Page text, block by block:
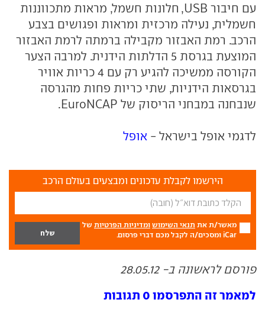
עם חיבור USB, חלונות חשמל, מראות מתכווננות
חשמלית, נעילה מרכזית ומראות ופגושים בצבע
הרכב. רמת האבזור מקבילה ברמתה לרמת האבזור
המוצעת בגרסת 5 הדלתות הידנית. למרבה הצער
הקורסה ממשיכה להגיע רק עם 4 כריות אוויר
בגרסאות הידניות, שתי כריות פחות מהגרסה
שנבחנה במבחני הריסוק של EuroNCAP.
לדגמי אופל בישראל - אופל
הירשמו לקבלת עדכונים ומבצעים בעולם הרכב
מאשר/ת את תנאי השימוש ומדיניות הפרטיות של
iCar ומסכים/ה לקבל מכם דברי פרסום.
פורסם לראשונה ב- 28.05.12
למאמר זה התפרסמו 0 תגובות